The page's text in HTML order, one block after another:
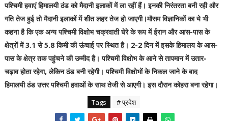
पश्चिमी हवाएं हिमालयी ठंड को मैदानी इलाकों में ला रहीं हैं। इनकी निरंतरता बनी रही और
गति तेज हुई तो मैदानी इलाकों में शीत लहर तेज हो जाएगी।मौसम विज्ञानिकोंं का ये भी
कहना है कि एक अन्य पश्चिमी विक्षोभ चक्रवाती घेरे के रूप में ईरान और आस-पास के
क्षेत्रों में 3.1 से 5.8 किमी की ऊंचाई पर स्थित है। 2-2 दिन में इसके हिमालय के आस-
पास के क्षेत्र तक पहुंचने की उम्मीद है। पश्चिमी विक्षोभ के आने से तापमान में उतार-
चढ़ाव होता रहेगा, लेकिन ठंड बनी रहेगी। पश्चिमी विक्षोभों के निकल जाने के बाद
हिमालयी ठंड उत्तर पश्चिमी हवाओं के साथ तेजी से आएगी। इस दौरान कोहरा बना रहेगा।
Tags # प्रदेश